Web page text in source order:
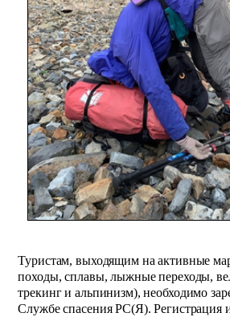
Туристам, выходящим на активные
походы, сплавы, лыжные переходы,
трекинг и альпинизм), необходимо
Службе спасения РС(Я). Регистрация